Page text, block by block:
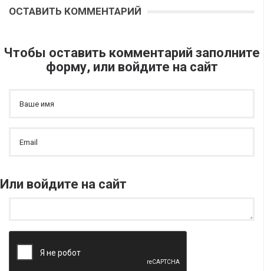
ОСТАВИТЬ КОММЕНТАРИЙ
Чтобы оставить комментарий заполните
форму, или войдите на сайт
Или войдите на сайт